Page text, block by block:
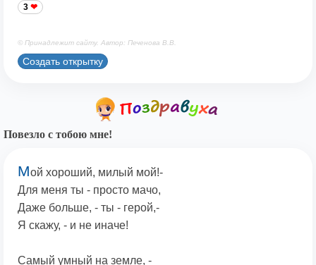
3
© Принадлежит сайту. Автор: Печенова В.В.
Создать открытку
Повезло с тобою мне!
Мой хороший, милый мой!-
Для меня ты - просто мачо,
Даже больше, - ты - герой,-
Я скажу, - и не иначе!
Самый умный на земле, -